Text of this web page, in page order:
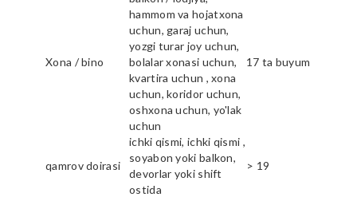
Xona / bino
hammom va hojatxona
uchun, garaj uchun,
yozgi turar joy uchun,
bolalar xonasi uchun,
kvartira uchun , xona
uchun, koridor uchun,
oshxona uchun, yo'lak
uchun
17 ta buyum
qamrov doirasi
ichki qismi, ichki qismi ,
soyabon yoki balkon,
devorlar yoki shift
ostida
> 19